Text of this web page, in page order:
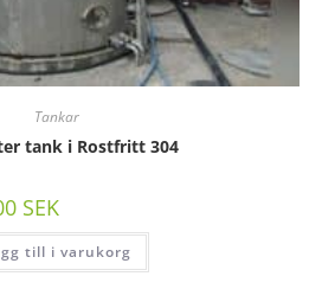
Tankar
tank i Rostfritt 304
SEK
till i varukorg